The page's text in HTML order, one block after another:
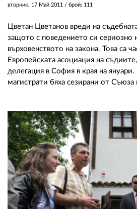
вторник, 17 Май 2011 / брой: 111
Цветан Цветанов вреди на
защото с поведението си сериозно
върховенството на закона. Това са
Европейската асоциация на
делегация в София в края на
магистрати бяха сезирани от Съюза